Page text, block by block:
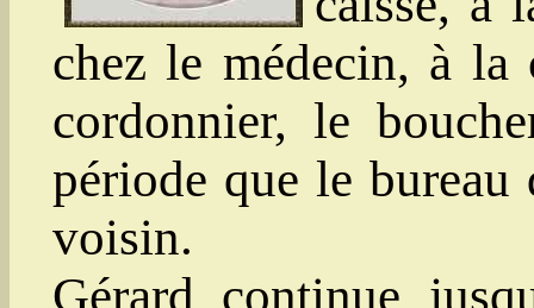
chez le médecin, à la
cordonnier, le
période que le
voisin.
Gérard continue